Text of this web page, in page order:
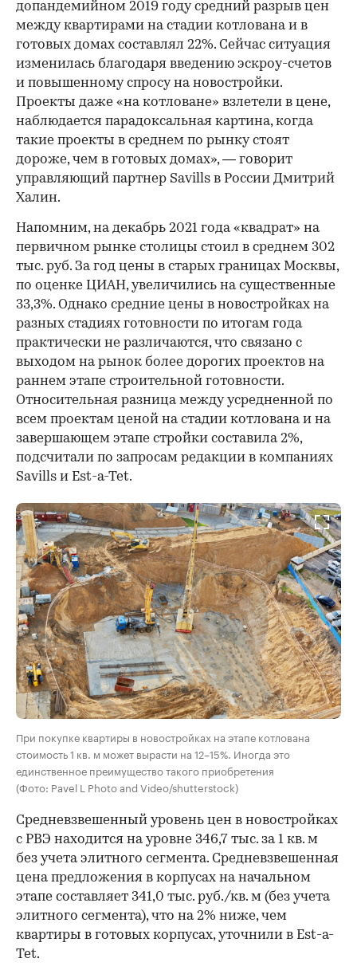
допандемийном 2019 году средний разрыв цен
между квартирами на стадии котлована и в
готовых домах составлял 22%. Сейчас ситуация
изменилась благодаря введению эскроу-счетов
и повышенному спросу на новостройки.
Проекты даже «на котловане» взлетели в цене,
наблюдается парадоксальная картина, когда
такие проекты в среднем по рынку стоят
дороже, чем в готовых домах», — говорит
управляющий партнер Savills в России Дмитрий
Халин.
Напомним, на декабрь 2021 года «квадрат» на
первичном рынке столицы стоил в среднем 302
тыс. руб. За год цены в старых границах Москвы,
по оценке ЦИАН, увеличились на существенные
33,3%. Однако средние цены в новостройках на
разных стадиях готовности по итогам года
практически не различаются, что связано с
выходом на рынок более дорогих проектов на
раннем этапе строительной готовности.
Относительная разница между усредненной по
всем проектам ценой на стадии котлована и на
завершающем этапе стройки составила 2%,
подсчитали по запросам редакции в компаниях
Savills и Est-a-Tet.
При покупке квартиры в новостройках на этапе котлована
стоимость 1 кв. м может вырасти на 12–15%. Иногда это
единственное преимущество такого приобретения
(Фото: Pavel L Photo and Video/shutterstock)
Средневзвешенный уровень цен в новостройках
с РВЭ находится на уровне 346,7 тыс. за 1 кв. м
без учета элитного сегмента. Средневзвешенная
цена предложения в корпусах на начальном
этапе составляет 341,0 тыс. руб./кв. м (без учета
элитного сегмента), что на 2% ниже, чем
квартиры в готовых корпусах, уточнили в Est-a-
Tet.